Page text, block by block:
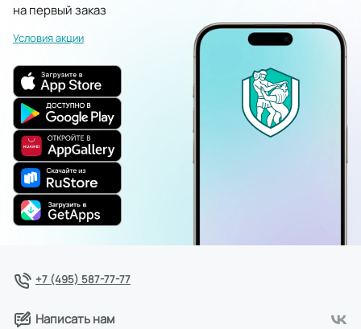
на первый заказ
Условия акции
+7 (495) 587-77-77
Написать нам